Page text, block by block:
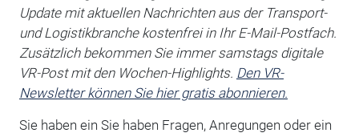
Update mit aktuellen Nachrichten aus der Transport-
und Logistikbranche kostenfrei in Ihr E-Mail-Postfach.
Zusätzlich bekommen Sie immer samstags digitale
VR-Post mit den Wochen-Highlights. Den VR-
Newsletter können Sie hier gratis abonnieren.
Sie haben ein Sie haben Fragen, Anregungen oder ein